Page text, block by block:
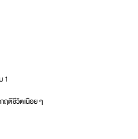
1
ฤติชีวิตเนือย ๆ